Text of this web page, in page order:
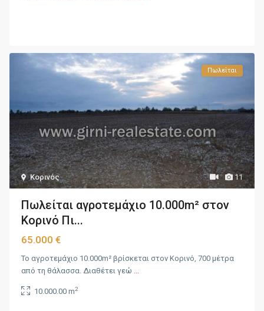
11
Κορινός
Πωλείται
Πωλείται αγροτεμάχιο 10.000m² στον
Κορινό Πι...
65.000 €
Το αγροτεμάχιο 10.000m² βρίσκεται στον Κορινό, 700 μέτρα
από τη θάλασσα. Διαθέτει γεώ
10.000.00 m2